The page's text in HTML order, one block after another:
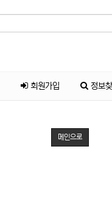
회원가입 정보찾
메인으로